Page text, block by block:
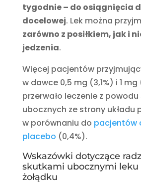
tygodnie – do osiągnięcia
docelowej. Lek można
zarówno z posiłkiem, jak i
jedzenia.
Więcej pacjentów
w dawce 0,5 mg (3,1%) i 1 mg
przerwało leczenie z
ubocznych ze strony układu
w porównaniu do pacjentów
placebo (0,4%).
Wskazówki dotyczące
skutkami ubocznymi leku
żołądku